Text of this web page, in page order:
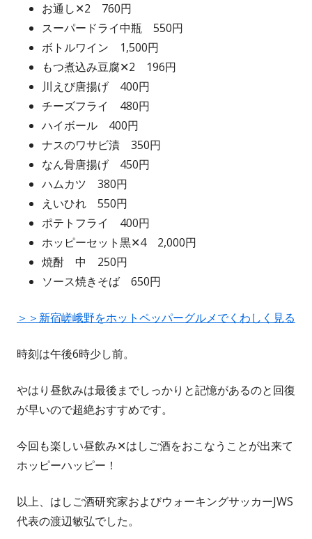
お通し✕2 760円
スーパードライ中瓶 550円
ボトルワイン 1,500円
もつ煮込み豆腐✕2 196円
川えび唐揚げ 400円
チーズフライ 480円
ハイボール 400円
ナスのワサビ漬 350円
なん骨唐揚げ 450円
ハムカツ 380円
えいひれ 550円
ポテトフライ 400円
ホッピーセット黒✕4 2,000円
焼酎 中 250円
ソース焼きそば 650円
＞＞新宿嵯峨野をホットペッパーグルメでくわしく見る
時刻は午後6時少し前。
やはり昼飲みは最後までしっかりと記憶があるのと回復
が早いので超絶おすすめです。
今回も楽しい昼飲み✕はしご酒をおこなうことが出来て
ホッピーハッピー！
以上、はしご酒研究家およびウォーキングサッカーJWS
代表の渡辺敏弘でした。